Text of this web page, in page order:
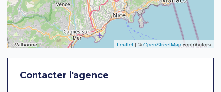
Leaflet | ©OpenStreetMapcontributors
Contacter l'agence